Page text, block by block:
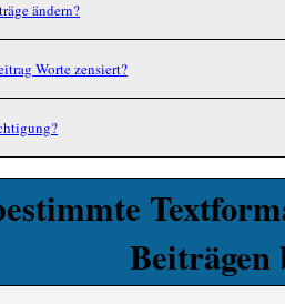
ändern?
Worte zensiert?
Beiträgen